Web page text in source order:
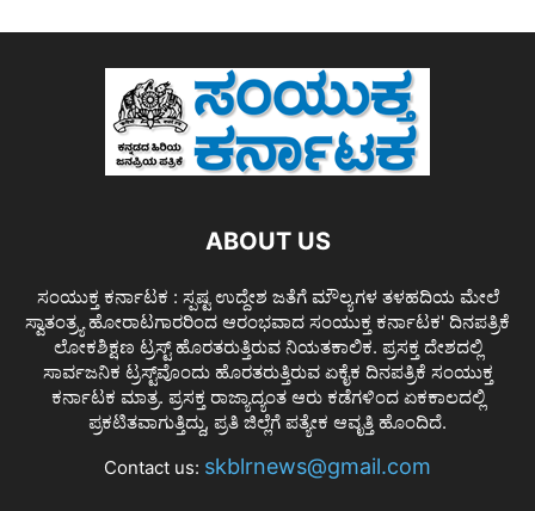
ABOUT US
ಸಂಯುಕ್ತ ಕರ್ನಾಟಕ : ಸ್ಪಷ್ಟ ಉದ್ದೇಶ ಜತೆಗೆ ಮೌಲ್ಯಗಳ ತಳಹದಿಯ ಮೇಲೆ
ಸ್ವಾತಂತ್ರ್ಯ ಹೋರಾಟಗಾರರಿಂದ ಆರಂಭವಾದ ಸಂಯುಕ್ತ ಕರ್ನಾಟಕ' ದಿನಪತ್ರಿಕೆ
ಲೋಕಶಿಕ್ಷಣ ಟ್ರಸ್ಟ್ ಹೊರತರುತ್ತಿರುವ ನಿಯತಕಾಲಿಕ. ಪ್ರಸಕ್ತ ದೇಶದಲ್ಲಿ
ಸಾರ್ವಜನಿಕ ಟ್ರಸ್ಟ್‌ವೊಂದು ಹೊರತರುತ್ತಿರುವ ಏಕೈಕ ದಿನಪತ್ರಿಕೆ ಸಂಯುಕ್ತ
ಕರ್ನಾಟಕ ಮಾತ್ರ. ಪ್ರಸಕ್ತ ರಾಜ್ಯಾದ್ಯಂತ ಆರು ಕಡೆಗಳಿಂದ ಏಕಕಾಲದಲ್ಲಿ
ಪ್ರಕಟಿತವಾಗುತ್ತಿದ್ದು, ಪ್ರತಿ ಜಿಲ್ಲೆಗೆ ಪತ್ಯೇಕ ಆವೃತ್ತಿ ಹೊಂದಿದೆ.
Contact us: skblrnews@gmail.com